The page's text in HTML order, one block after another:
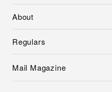
About
Regulars
Mail Magazine